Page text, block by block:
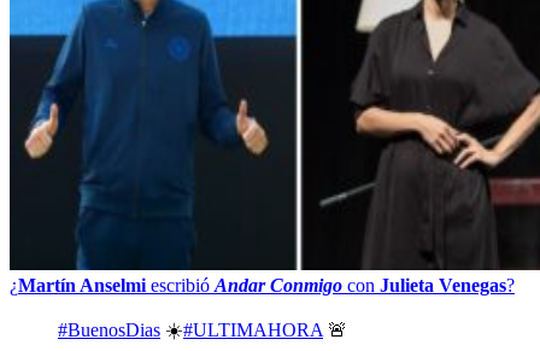
¿Martín Anselmi escribió Andar Conmigo con Julieta Venegas?
#BuenosDias ☀️#ULTIMAHORA 🚨